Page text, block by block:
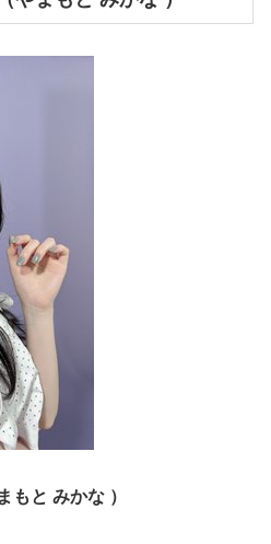
と みかな ）